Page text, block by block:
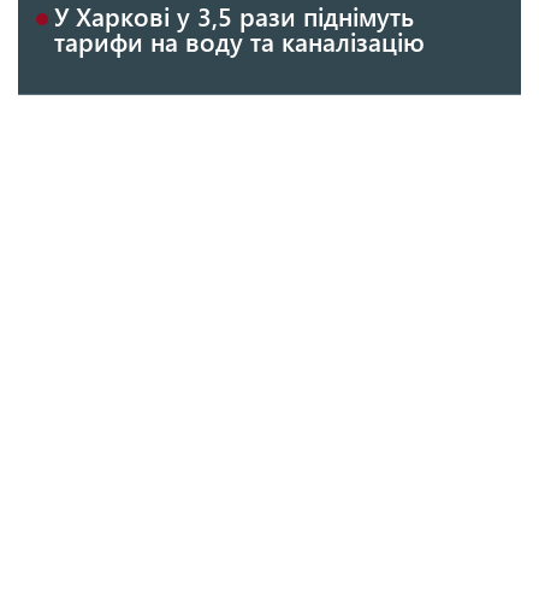
У Харкові у 3,5 рази піднімуть
тарифи на воду та каналізацію